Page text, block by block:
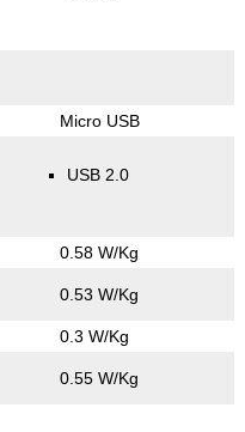
Micro USB
USB 2.0
0.58 W/Kg
0.53 W/Kg
0.3 W/Kg
0.55 W/Kg